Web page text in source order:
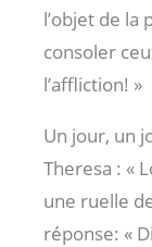
l’objet de la
consoler
l’affliction! »
Un jour, un
Theresa : «
une ruelle
réponse: «